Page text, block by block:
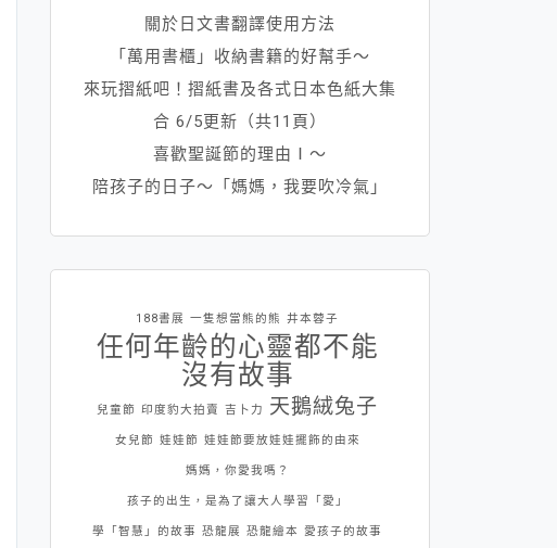
關於日文書翻譯使用方法
「萬用書櫃」收納書籍的好幫手～
來玩摺紙吧！摺紙書及各式日本色紙大集
合 6/5更新（共11頁）
喜歡聖誕節的理由Ⅰ～
陪孩子的日子～「媽媽，我要吹冷氣」
188書展 一隻想當熊的熊 井本蓉子
任何年齡的心靈都不能
沒有故事
兒童節 印度豹大拍賣 吉卜力 天鵝絨兔子
女兒節 娃娃節 娃娃節要放娃娃擺飾的由來
媽媽，你愛我嗎？
孩子的出生，是為了讓大人學習「愛」
學「智慧」的故事 恐龍展 恐龍繪本 愛孩子的故事